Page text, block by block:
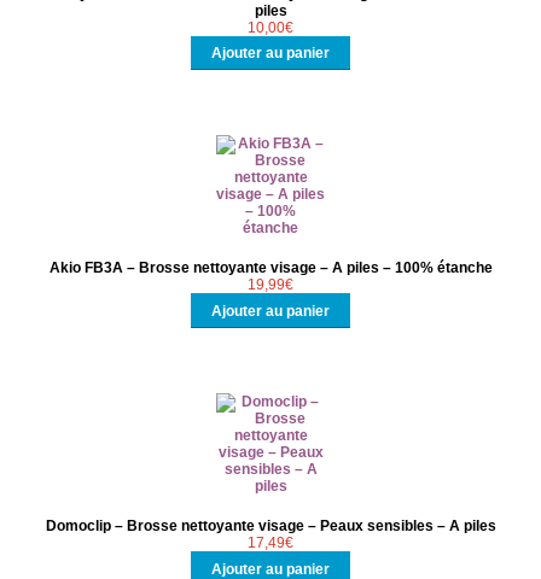
piles
10,00€
Ajouter au panier
Akio FB3A – Brosse nettoyante visage – A piles – 100% étanche
19,99€
Ajouter au panier
Domoclip – Brosse nettoyante visage – Peaux sensibles – A piles
17,49€
Ajouter au panier